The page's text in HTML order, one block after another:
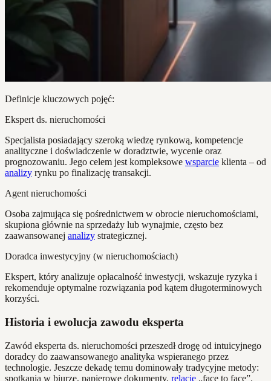
Definicje kluczowych pojęć:
Ekspert ds. nieruchomości
Specjalista posiadający szeroką wiedzę rynkową, kompetencje
analityczne i doświadczenie w doradztwie, wycenie oraz
prognozowaniu. Jego celem jest kompleksowe wsparcie klienta – od
analizy rynku po finalizację transakcji.
Agent nieruchomości
Osoba zajmująca się pośrednictwem w obrocie nieruchomościami,
skupiona głównie na sprzedaży lub wynajmie, często bez
zaawansowanej analizy strategicznej.
Doradca inwestycyjny (w nieruchomościach)
Ekspert, który analizuje opłacalność inwestycji, wskazuje ryzyka i
rekomenduje optymalne rozwiązania pod kątem długoterminowych
korzyści.
Historia i ewolucja zawodu eksperta
Zawód eksperta ds. nieruchomości przeszedł drogę od intuicyjnego
doradcy do zaawansowanego analityka wspieranego przez
technologie. Jeszcze dekadę temu dominowały tradycyjne metody:
spotkania w biurze, papierowe dokumenty, relacje „face to face”.